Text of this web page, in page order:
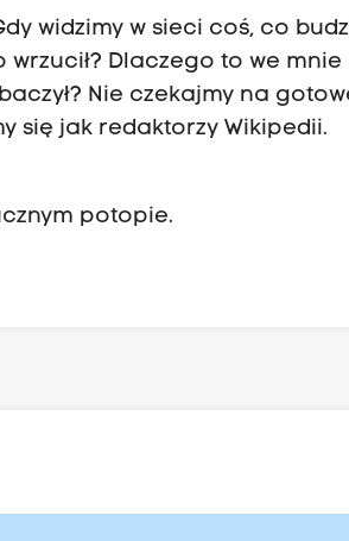
widzimy w sieci coś, co
Dlaczego to we mnie
Nie czekajmy na
się jak redaktorzy Wikipedii.
potopie.